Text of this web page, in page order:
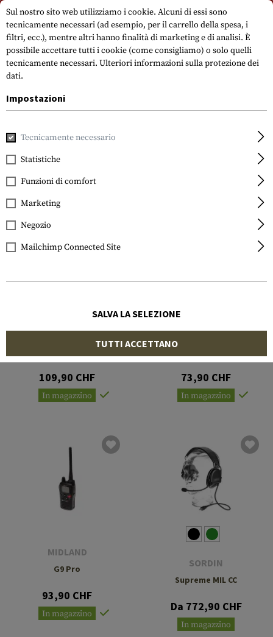
Si prega di notare che i tempi di consegna possono variare a causa di un
giorno festivo su 15.08.2026.
Casa Equipment Communication Equipment
FILTRO
MIDLAND
109,90 CHF
In magazzino
MIDLAND
73,90 CHF
In magazzino
MIDLAND
G9 Pro
93,90 CHF
In magazzino
SORDIN
Supreme MIL CC
Da 772,90 CHF
In magazzino
Sul nostro sito web utilizziamo i cookie. Alcuni di essi sono
tecnicamente necessari (ad esempio, per il carrello della spesa, i
filtri, ecc.), mentre altri hanno finalità di marketing e di analisi. È
possibile accettare tutti i cookie (come consigliamo) o solo quelli
tecnicamente necessari. Ulteriori informazioni sulla protezione dei
dati.
Impostazioni
Tecnicamente necessario
Statistiche
Funzioni di comfort
Marketing
Negozio
Mailchimp Connected Site
SALVA LA SELEZIONE
TUTTI ACCETTANO